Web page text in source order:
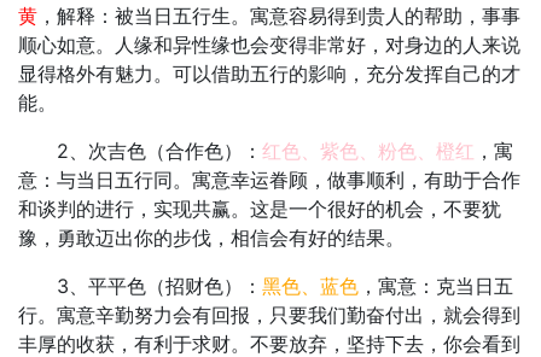
黄 ，解释：被当日五行生。寓意容易得到贵人的帮助，事事
顺心如意。人缘和异性缘也会变得非常好，对身边的人来说
显得格外有魅力。可以借助五行的影响，充分发挥自己的才
能。
2、次吉色（合作色）： 红色、紫色、粉色、橙红 ，寓
意：与当日五行同。寓意幸运眷顾，做事顺利，有助于合作
和谈判的进行，实现共赢。这是一个很好的机会，不要犹
豫，勇敢迈出你的步伐，相信会有好的结果。
3、平平色（招财色）： 黑色、蓝色 ，寓意：克当日五
行。寓意辛勤努力会有回报，只要我们勤奋付出，就会得到
丰厚的收获，有利于求财。不要放弃，坚持下去，你会看到